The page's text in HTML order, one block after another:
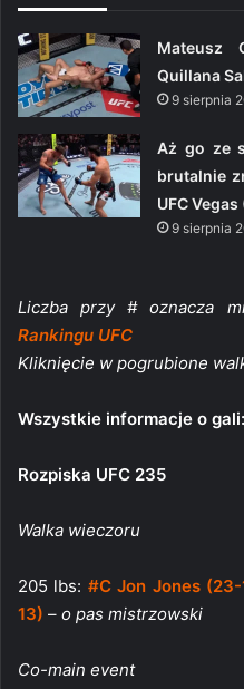
Mateusz
Quillana
9 sierpnia
Aż go ze
brutalnie
UFC Vegas
9 sierpnia
Liczba przy # oznacza
Rankingu UFC
Kliknięcie w pogrubione
Wszystkie informacje o gali:
Rozpiska UFC 235
Walka wieczoru
205 lbs: #C Jon Jones
13) – o pas mistrzowski
Co-main event